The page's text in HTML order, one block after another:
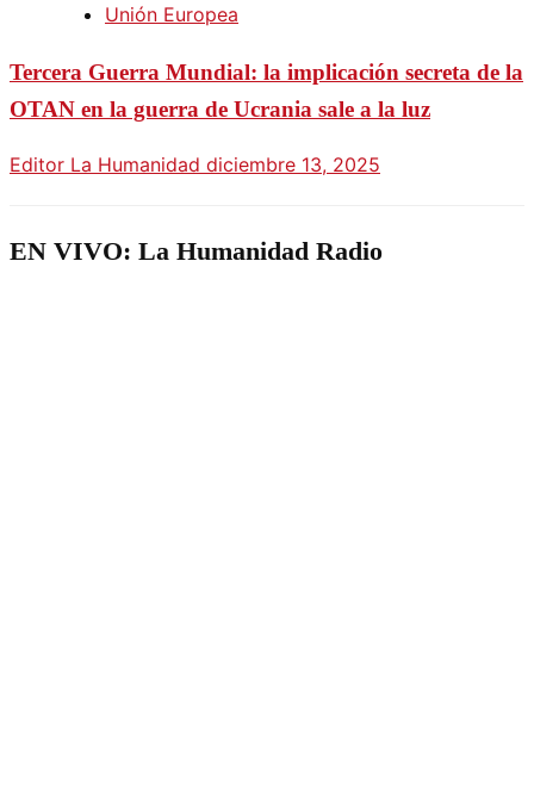
Unión Europea
Tercera Guerra Mundial: la implicación secreta de la
OTAN en la guerra de Ucrania sale a la luz
Editor La Humanidad diciembre 13, 2025
EN VIVO: La Humanidad Radio